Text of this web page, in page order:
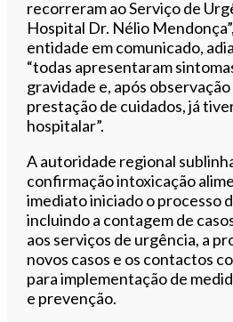
recorreram ao Serviço de
Hospital Dr. Nélio
entidade em comunicado,
“todas apresentaram
gravidade e, após
prestação de cuidados, já
hospitalar”.
A autoridade regional
confirmação intoxicação
imediato iniciado o processo
incluindo a contagem de
aos serviços de urgência, a
novos casos e os contactos
para implementação de
e prevenção.